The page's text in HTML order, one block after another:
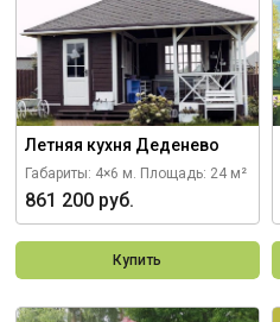
Летняя кухня Деденево
Габариты: 4×6 м. Площадь: 24 м²
861 200 руб.
Купить